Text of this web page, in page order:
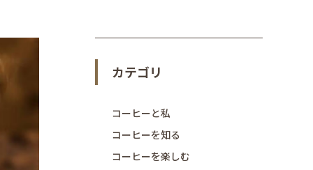
カテゴリ
コーヒーと私
コーヒーを知る
コーヒーを楽しむ